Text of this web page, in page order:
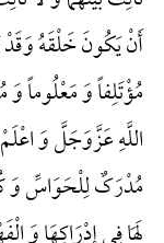
أَنْ یَکُونَ خَلْقَهُ
مُؤْتَلِفاً وَ مَعْلُوماً
اللَّهِ عَزَّوَجَلَّ وَ
مُدْرَکٌ لِلْحَوَاسِّ وَ